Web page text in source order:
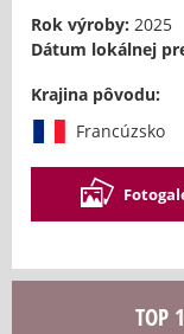
Rok výroby: 2025
Dátum lokálnej
Krajina pôvodu:
Francúzsko
TOP